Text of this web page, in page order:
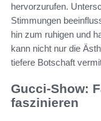
hervorzurufen.
Stimmungen
hin zum ruhigen und
kann nicht nur die
tiefere Botschaft
Gucci-Show:
faszinieren